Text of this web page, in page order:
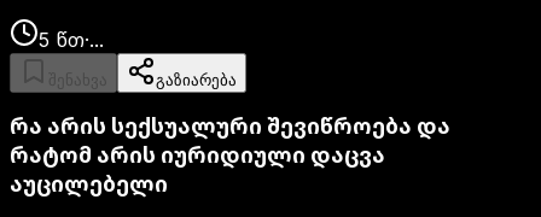
5 წთ·...
შენახვა გაზიარება
რა არის სექსუალური შევიწროება და
რატომ არის იურიდიული დაცვა
აუცილებელი